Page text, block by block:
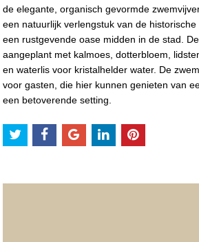
de elegante, organisch gevormde
een natuurlijk verlengstuk van de
een rustgevende oase midden in de stad.
aangeplant met kalmoes, dotterbloem,
en waterlis voor kristalhelder water. De
voor gasten, die hier kunnen genieten van
een betoverende setting.